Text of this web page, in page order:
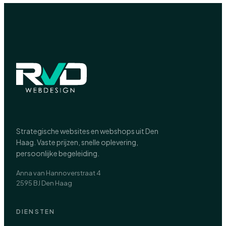
Strategische websites en webshops uit Den
Haag. Vaste prijzen, snelle oplevering,
persoonlijke begeleiding.
Anna van Hannoverstraat 4
2595 BJ Den Haag
DIENSTEN